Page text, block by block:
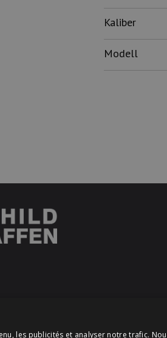
Kaliber
Modell
les publicités et analyser notre trafic.